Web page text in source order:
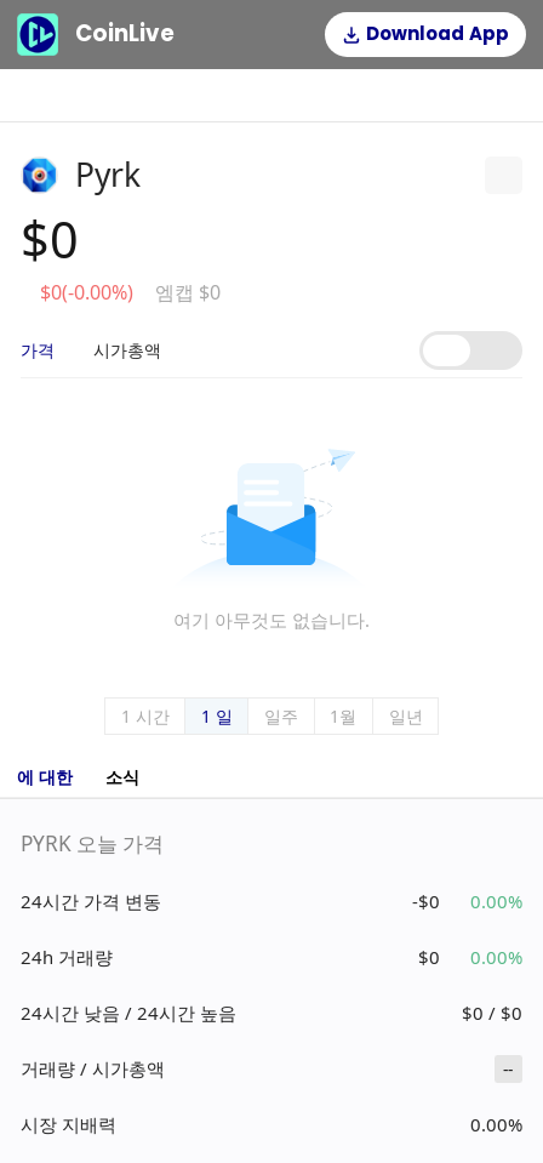
CoinLive Download App
Pyrk
$0
$0(-0.00%) 엠캡 $0
가격 시가총액
여기 아무것도 없습니다.
1 시간 1 일 일주 1월 일년
에 대한 소식
PYRK 오늘 가격
24시간 가격 변동 -$0 0.00%
24h 거래량 $0 0.00%
24시간 낮음 / 24시간 높음 $0 / $0
거래량 / 시가총액 --
시장 지배력 0.00%